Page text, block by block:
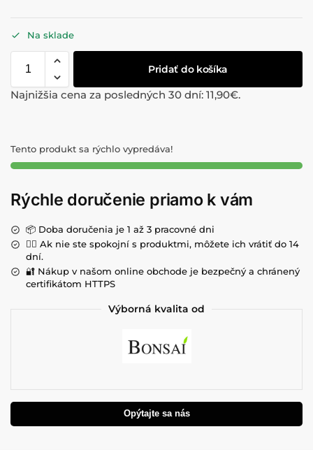
Na sklade
Pridať do košíka
Najnižšia cena za posledných 30 dní: 11,90€.
Tento produkt sa rýchlo vypredáva!
Rýchle doručenie priamo k vám
📦 Doba doručenia je 1 až 3 pracovné dni
💁‍♀️ Ak nie ste spokojní s produktmi, môžete ich vrátiť do 14
dní.
🔐 Nákup v našom online obchode je bezpečný a chránený
certifikátom HTTPS
Výborná kvalita od
Opýtajte sa nás